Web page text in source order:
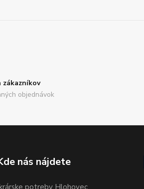
zákazníkov
objednávok
nás nájdete